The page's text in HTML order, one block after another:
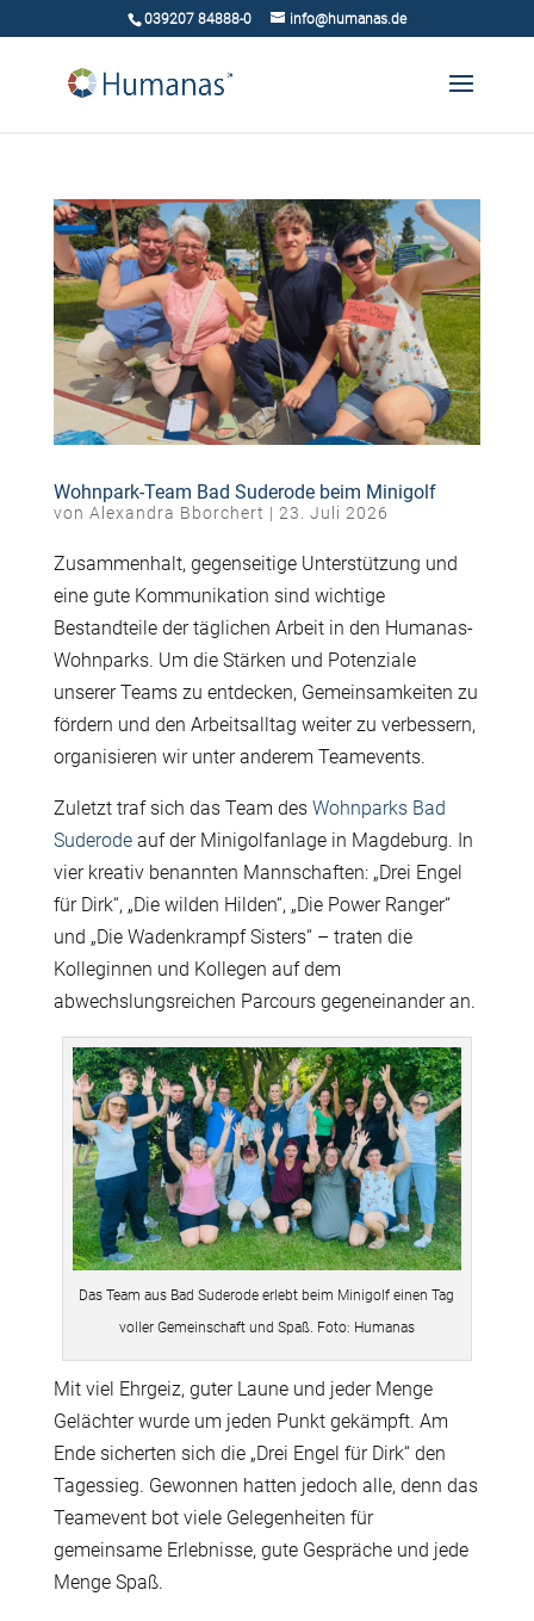
039207 84888-0 info@humanas.de
Wohnpark-Team Bad Suderode beim Minigolf
von Alexandra Bborchert | 23. Juli 2026
Zusammenhalt, gegenseitige Unterstützung und
eine gute Kommunikation sind wichtige
Bestandteile der täglichen Arbeit in den Humanas-
Wohnparks. Um die Stärken und Potenziale
unserer Teams zu entdecken, Gemeinsamkeiten zu
fördern und den Arbeitsalltag weiter zu verbessern,
organisieren wir unter anderem Teamevents.
Zuletzt traf sich das Team des Wohnparks Bad
Suderodeauf der Minigolfanlage in Magdeburg. In
vier kreativ benannten Mannschaften: „Drei Engel
für Dirk“, „Die wilden Hilden“, „Die Power Ranger“
und „Die Wadenkrampf Sisters“ – traten die
Kolleginnen und Kollegen auf dem
abwechslungsreichen Parcours gegeneinander an.
Das Team aus Bad Suderode erlebt beim Minigolf einen Tag
voller Gemeinschaft und Spaß. Foto: Humanas
Mit viel Ehrgeiz, guter Laune und jeder Menge
Gelächter wurde um jeden Punkt gekämpft. Am
Ende sicherten sich die „Drei Engel für Dirk“ den
Tagessieg. Gewonnen hatten jedoch alle, denn das
Teamevent bot viele Gelegenheiten für
gemeinsame Erlebnisse, gute Gespräche und jede
Menge Spaß.